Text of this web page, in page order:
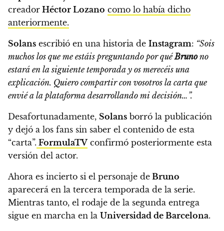
creador Héctor Lozano como lo había dicho
anteriormente.
Solans escribió en una historia de Instagram: “Sois
muchos los que me estáis preguntando por quéBrunono
estará en la siguiente temporada y os merecéis una
explicación. Quiero compartir con vosotros la carta que
envié a la plataforma desarrollando mi decisión…”.
Desafortunadamente, Solans borró la publicación
y dejó a los fans sin saber el contenido de esta
“carta”. FormulaTVconfirmó posteriormente esta
versión del actor.
Ahora es incierto si el personaje de Bruno
aparecerá en la tercera temporada de la serie.
Mientras tanto, el rodaje de la segunda entrega
sigue en marcha en la Universidad de Barcelona.